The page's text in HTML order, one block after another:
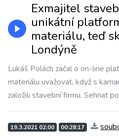
Exmajitel
unikátní
materiálu, teď
Londýně
Lukáš Polách začal o on-line
materiálu uvažovat, když s
založili stavební firmu. Sehnat
19.3.2021 02:00 00:28:17